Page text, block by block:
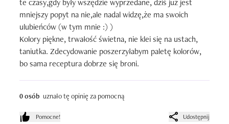
te czasy,gdy były wszędzie wyprzedane, dziś już jest
mniejszy popyt na nie,ale nadal widzę,że ma swoich
ulubieńców (w tym mnie :) )
Kolory piękne, trwałość świetna, nie klei się na ustach,
taniutka. Zdecydowanie poszerzyłabym paletę kolorów,
bo sama receptura dobrze się broni.
0 osób uznało tę opinię za pomocną
Pomocne! Udostępnij